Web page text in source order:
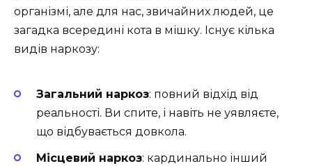
організмі, але для нас, звичайних людей, це
загадка всередині кота в мішку. Існує кілька
видів наркозу:
Загальний наркоз: повний відхід від
реальності. Ви спите, і навіть не уявляєте,
що відбувається довкола.
Місцевий наркоз: кардинально інший